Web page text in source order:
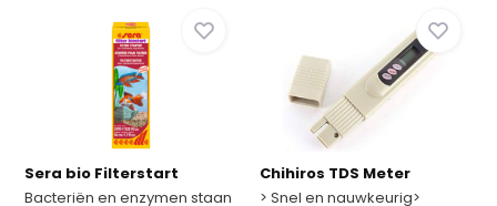
Sera bio Filterstart
Bacteriën en enzymen staan
Chihiros TDS Meter
> Snel en nauwkeurig>